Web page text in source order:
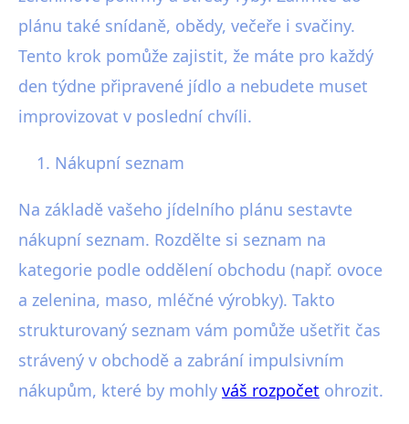
plánu také snídaně, obědy, večeře i svačiny.
Tento krok pomůže zajistit, že máte pro každý
den týdne připravené jídlo a nebudete muset
improvizovat v poslední chvíli.
Nákupní seznam
Na základě vašeho jídelního plánu sestavte
nákupní seznam. Rozdělte si seznam na
kategorie podle oddělení obchodu (např. ovoce
a zelenina, maso, mléčné výrobky). Takto
strukturovaný seznam vám pomůže ušetřit čas
strávený v obchodě a zabrání impulsivním
nákupům, které by mohly váš rozpočet ohrozit.